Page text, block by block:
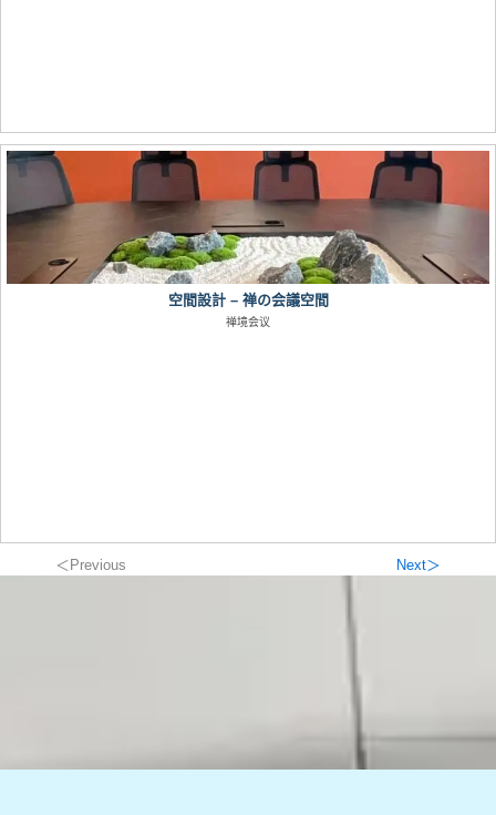
空間設計 – 禅の会議空間
禅境会议
＜Previous Next＞